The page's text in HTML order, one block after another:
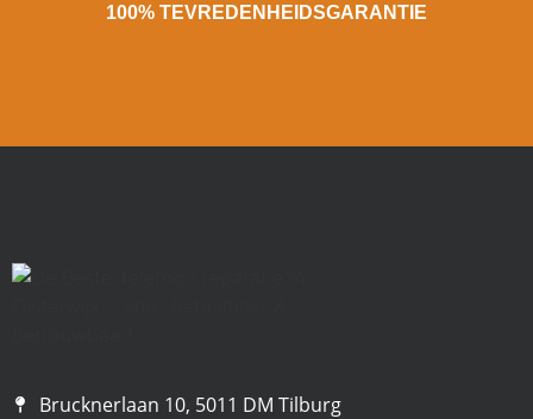
100% TEVREDENHEIDSGARANTIE
Brucknerlaan 10, 5011 DM Tilburg